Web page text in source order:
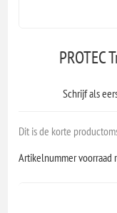
Schrijf als
Dit is de korte
Artikelnummer voorraad